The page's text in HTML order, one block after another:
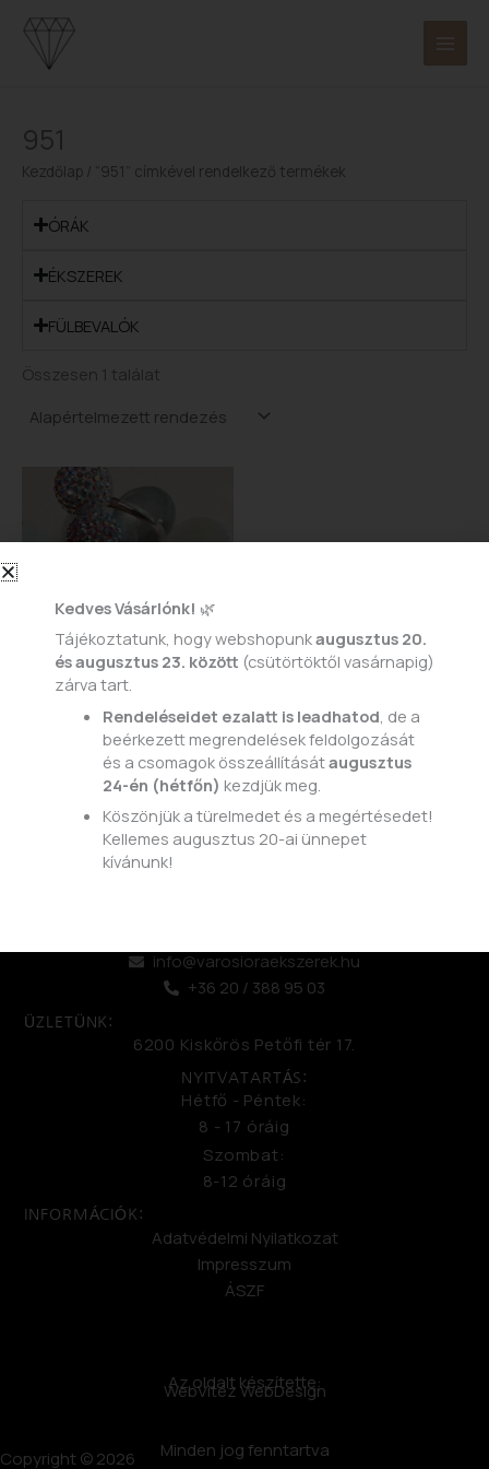
content
951
Kezdőlap / “951” címkével rendelkező termékek
ÓRÁK
ÉKSZEREK
FÜLBEVALÓK
Összesen 1 találat
951
20.000Ft
KOSÁRBA TESZEM
info@varosioraekszerek.hu
+36 20 / 388 95 03
ÜZLETÜNK:
6200 Kiskőrös Petőfi tér 17.
NYITVATARTÁS:
Hétfő - Péntek:
8 - 17 óráig
Szombat:
8-12 óráig
INFORMÁCIÓK:
Adatvédelmi Nyilatkozat
Impresszum
ÁSZF
Az oldalt készítette:
WebVitéz WebDesign
Minden jog fenntartva
Copyright © 2026
Kedves Vásárlónk! 🌿
Tájékoztatunk, hogy webshopunkaugusztus 20.
és augusztus 23. között (csütörtöktől vasárnapig)
zárva tart.
Rendeléseidet ezalatt is leadhatod , de a
beérkezett megrendelések feldolgozását
és a csomagok összeállításátaugusztus
24-én (hétfőn) kezdjük meg.
Köszönjük a türelmedet és a megértésedet!
Kellemes augusztus 20-ai ünnepet
kívánunk!